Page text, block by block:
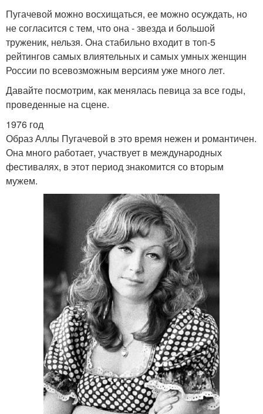
Пугачевой можно восхищаться, ее можно осуждать, но
не согласится с тем, что она - звезда и большой
труженик, нельзя. Она стабильно входит в топ-5
рейтингов самых влиятельных и самых умных женщин
России по всевозможным версиям уже много лет.
Давайте посмотрим, как менялась певица за все годы,
проведенные на сцене.
1976 год
Образ Аллы Пугачевой в это время нежен и романтичен.
Она много работает, участвует в международных
фестивалях, в этот период знакомится со вторым
мужем.